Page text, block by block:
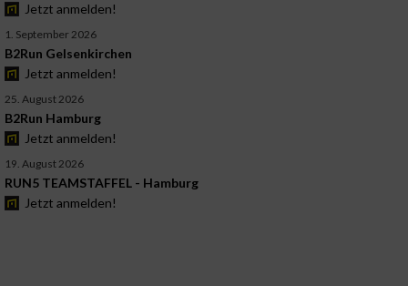
Jetzt anmelden!
1. September 2026
B2Run Gelsenkirchen
Jetzt anmelden!
25. August 2026
B2Run Hamburg
Jetzt anmelden!
19. August 2026
RUN5 TEAMSTAFFEL - Hamburg
Jetzt anmelden!